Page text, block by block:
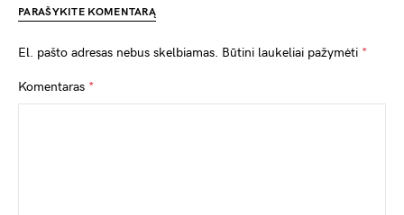
PARAŠYKITE KOMENTARĄ
El. pašto adresas nebus skelbiamas. Būtini laukeliai pažymėti *
Komentaras *